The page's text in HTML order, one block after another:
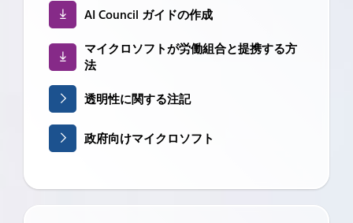
AI Council ガイドの作成
マイクロソフトが労働組合と提携する方
法
透明性に関する注記
政府向けマイクロソフト